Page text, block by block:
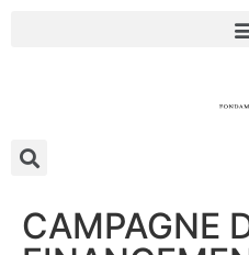
CAMPAGNE